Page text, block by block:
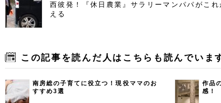
西彼発！『休日農業』サラリーマンパパがこ
える
この記事を読んだ人はこちらも読んでいま
南房総の子育てに役立つ！現役ママのお
すすめ3選
作品
感！